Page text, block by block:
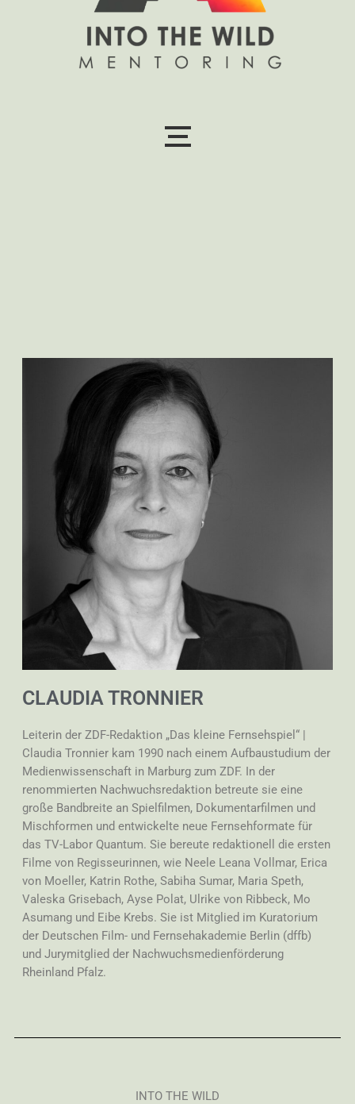
CLAUDIA TRONNIER
Leiterin der ZDF-Redaktion „Das kleine Fernsehspiel“ |
Claudia Tronnier kam 1990 nach einem Aufbaustudium der
Medienwissenschaft in Marburg zum ZDF. In der
renommierten Nachwuchsredaktion betreute sie eine
große Bandbreite an Spielfilmen, Dokumentarfilmen und
Mischformen und entwickelte neue Fernsehformate für
das TV-Labor Quantum. Sie bereute redaktionell die ersten
Filme von Regisseurinnen, wie Neele Leana Vollmar, Erica
von Moeller, Katrin Rothe, Sabiha Sumar, Maria Speth,
Valeska Grisebach, Ayse Polat, Ulrike von Ribbeck, Mo
Asumang und Eibe Krebs. Sie ist Mitglied im Kuratorium
der Deutschen Film- und Fernsehakademie Berlin (dffb)
und Jurymitglied der Nachwuchsmedienförderung
Rheinland Pfalz.
INTO THE WILD